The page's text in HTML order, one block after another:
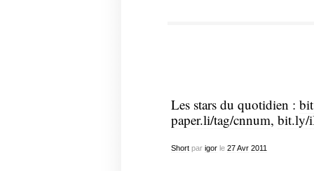
Les stars du quotidien :
paper.li/tag/cnnum, bit.ly/
Shortpar igorle 27 Avr 2011